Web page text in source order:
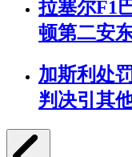
拉塞尔F1
顿第二安
加斯利处
判决引其